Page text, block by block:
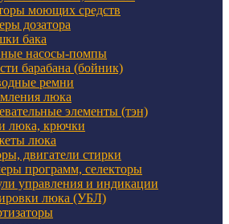
моющих средств
дозатора
бака
насосы-помпы
барабана (бойник)
ремни
люка
элементы (тэн)
люка, крючки
люка
двигатели стирки
программ, селекторы
управления и индикации
люка (УБЛ)